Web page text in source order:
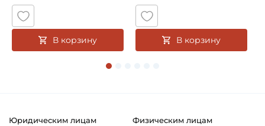
В корзину В корзину
Юридическим лицам
Физическим лицам